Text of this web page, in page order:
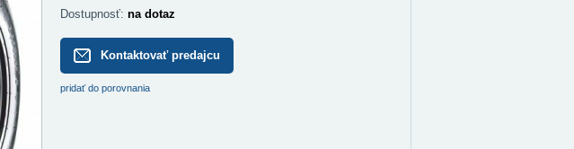
Dostupnosť: na dotaz
Kontaktovať predajcu
pridať do porovnania